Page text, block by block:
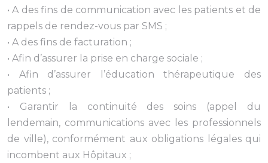
• A des fins de communication avec les patients et de
rappels de rendez-vous par SMS ;
• A des fins de facturation ;
• Afin d’assurer la prise en charge sociale ;
• Afin d’assurer l’éducation thérapeutique des
patients ;
• Garantir la continuité des soins (appel du
lendemain, communications avec les professionnels
de ville), conformément aux obligations légales qui
incombent aux Hôpitaux ;